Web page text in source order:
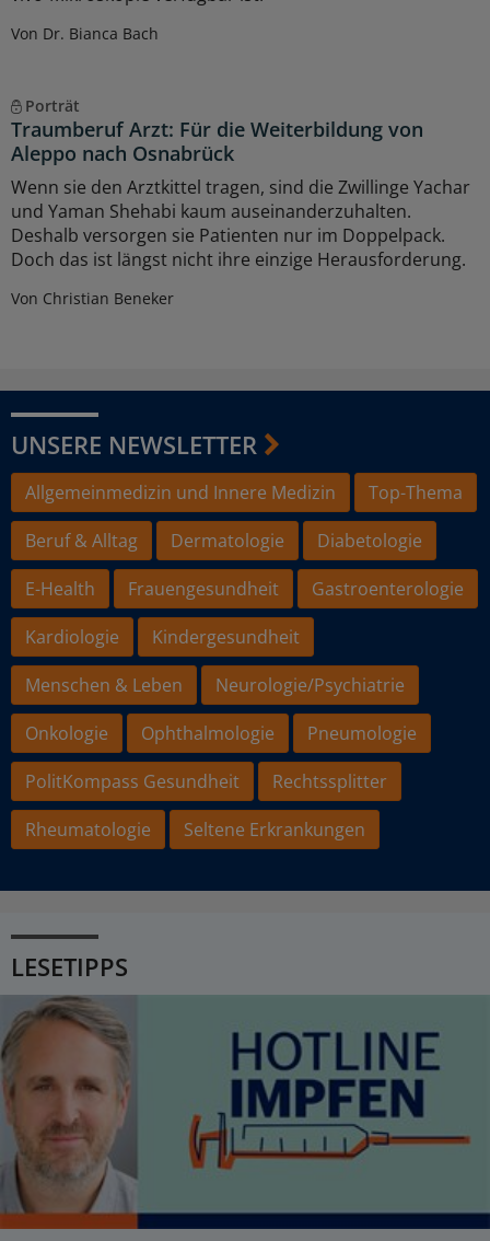
Von Dr. Bianca Bach
Porträt
Traumberuf Arzt: Für die Weiterbildung von
Aleppo nach Osnabrück
Wenn sie den Arztkittel tragen, sind die Zwillinge Yachar
und Yaman Shehabi kaum auseinanderzuhalten.
Deshalb versorgen sie Patienten nur im Doppelpack.
Doch das ist längst nicht ihre einzige Herausforderung.
Von Christian Beneker
UNSERE NEWSLETTER
Allgemeinmedizin und Innere Medizin
Top-Thema
Beruf & Alltag
Dermatologie
Diabetologie
E-Health
Frauengesundheit
Gastroenterologie
Kardiologie
Kindergesundheit
Menschen & Leben
Neurologie/Psychiatrie
Onkologie
Ophthalmologie
Pneumologie
PolitKompass Gesundheit
Rechtssplitter
Rheumatologie
Seltene Erkrankungen
LESETIPPS